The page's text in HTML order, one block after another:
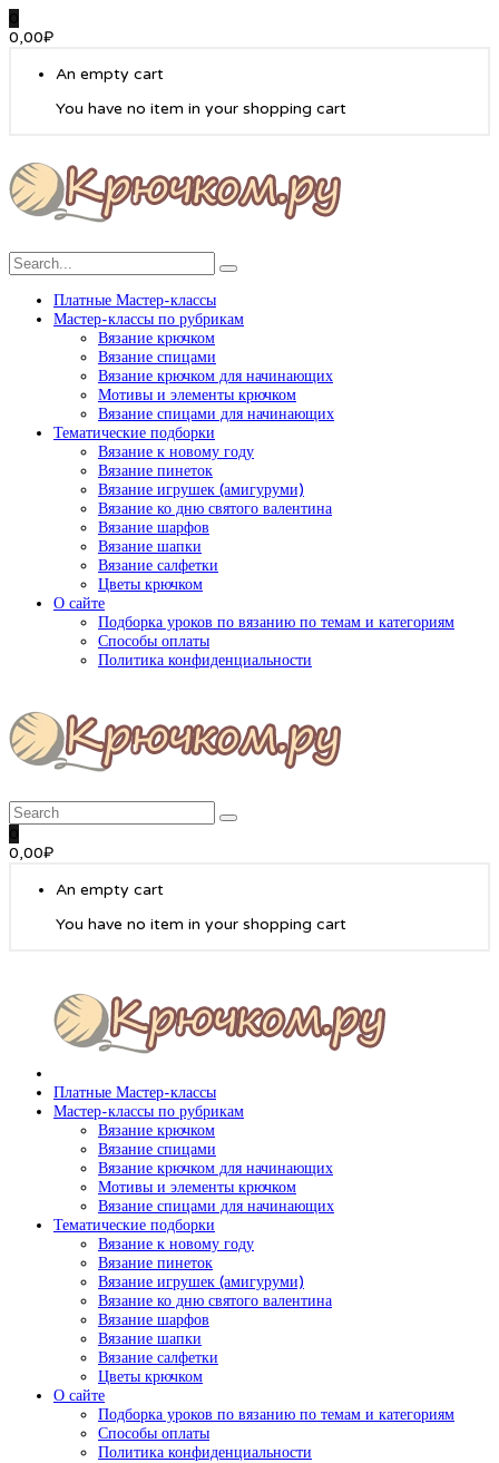
0
0,00₽
An empty cart
You have no item in your shopping cart
Платные Мастер-классы
Мастер-классы по рубрикам
Вязание крючком
Вязание спицами
Вязание крючком для начинающих
Мотивы и элементы крючком
Вязание спицами для начинающих
Тематические подборки
Вязание к новому году
Вязание пинеток
Вязание игрушек (амигуруми)
Вязание ко дню святого валентина
Вязание шарфов
Вязание шапки
Вязание салфетки
Цветы крючком
О сайте
Подборка уроков по вязанию по темам и категориям
Способы оплаты
Политика конфиденциальности
0
0,00₽
An empty cart
You have no item in your shopping cart
Платные Мастер-классы
Мастер-классы по рубрикам
Вязание крючком
Вязание спицами
Вязание крючком для начинающих
Мотивы и элементы крючком
Вязание спицами для начинающих
Тематические подборки
Вязание к новому году
Вязание пинеток
Вязание игрушек (амигуруми)
Вязание ко дню святого валентина
Вязание шарфов
Вязание шапки
Вязание салфетки
Цветы крючком
О сайте
Подборка уроков по вязанию по темам и категориям
Способы оплаты
Политика конфиденциальности